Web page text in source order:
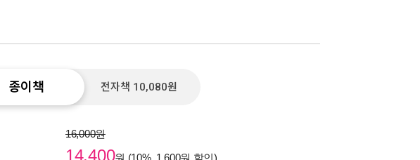
종이책 전자책 10,080원
16,000원
14,400원 (10%, 1,600원 할인)